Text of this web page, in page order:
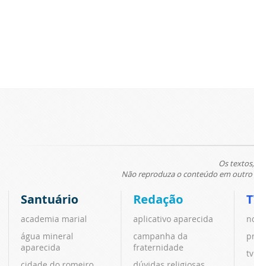
Os
Não reproduza o conteúdo em outro
Santuário
academia marial
água mineral
aparecida
Redação
aplicativo aparecida
campanha da
fraternidade